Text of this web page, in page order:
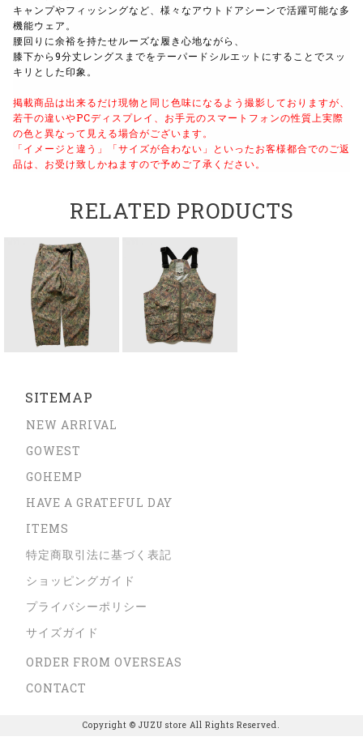
キャンプやフィッシングなど、様々なアウトドアシーンで活躍可能な多
機能ウェア。
腰回りに余裕を持たせルーズな履き心地ながら、
膝下から9分丈レングスまでをテーパードシルエットにすることでスッ
キリとした印象。
掲載商品は出来るだけ現物と同じ色味になるよう 撮影しておりますが、
若干の違いやPCディスプレイ、 お手元のスマートフォンの性質上実際
の色と異なって見える場合がございます。
「イメージと違う」「サイズが合わない」といったお客様都合でのご返
品は、 お受け致しかねますので予めご了承ください。
RELATED PRODUCTS
SITEMAP
NEW ARRIVAL
GOWEST
GOHEMP
HAVE A GRATEFUL DAY
ITEMS
特定商取引法に基づく表記
ショッピングガイド
プライバシーポリシー
サイズガイド
ORDER FROM OVERSEAS
CONTACT
Copyright © JUZU store All Rights Reserved.